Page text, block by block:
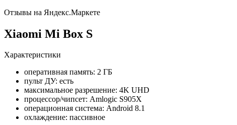
Отзывы на Яндекс.Маркете
Xiaomi Mi Box S
Характеристики
оперативная память: 2 ГБ
пульт ДУ: есть
максимальное разрешение: 4K UHD
процессор/чипсет: Amlogic S905X
операционная система: Android 8.1
охлаждение: пассивное